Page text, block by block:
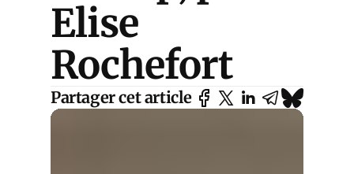
Elise
Rochefort
Partager cet article